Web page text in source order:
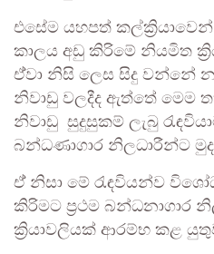
එසේම යහපත්
කාලය අඩු කිරිමේ නියමිත
ඒ්වා නිසි ලෙස සිදු වන්නේ
නිවාඩු වලදීද ඇත්තේ මෙම
නිවාඩු සුදුසුකම් ලැබු
බන්ධණාගාර නිලධාරීන්ට
ඒ් නිසා මේ රැඳවියන්ව
කිරිමට ප්‍රථම බන්ධනාගාර
ක්‍රියාවලියක් ආරම්භ කළ